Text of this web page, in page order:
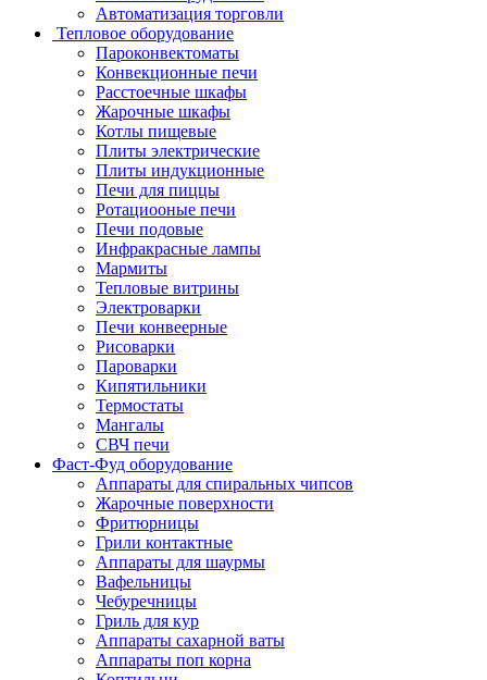
Автоматизация торговли
Тепловое оборудование
Пароконвектоматы
Конвекционные печи
Расстоечные шкафы
Жарочные шкафы
Котлы пищевые
Плиты электрические
Плиты индукционные
Печи для пиццы
Ротациооные печи
Печи подовые
Инфракрасные лампы
Мармиты
Тепловые витрины
Электроварки
Печи конвеерные
Рисоварки
Пароварки
Кипятильники
Термостаты
Мангалы
СВЧ печи
Фаст-Фуд оборудование
Аппараты для спиральных чипсов
Жарочные поверхности
Фритюрницы
Грили контактные
Аппараты для шаурмы
Вафельницы
Чебуречницы
Гриль для кур
Аппараты сахарной ваты
Аппараты поп корна